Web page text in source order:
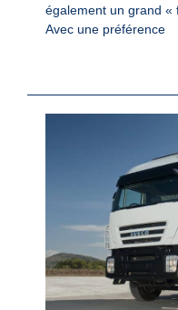
également un grand «
Avec une préférence